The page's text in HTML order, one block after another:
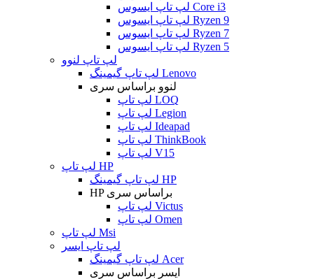
لپ تاپ ایسوس Core i3
لپ تاپ ایسوس Ryzen 9
لپ تاپ ایسوس Ryzen 7
لپ تاپ ایسوس Ryzen 5
لپ تاپ لنوو
لپ تاپ گیمینگ Lenovo
لنوو براساس سری
لپ تاپ LOQ
لپ تاپ Legion
لپ تاپ Ideapad
لپ تاپ ThinkBook
لپ تاپ V15
لپ تاپ HP
لپ تاپ گیمینگ HP
HP براساس سری
لپ تاپ Victus
لپ تاپ Omen
لپ تاپ Msi
لپ تاپ ایسر
لپ تاپ گیمینگ Acer
ایسر براساس سری